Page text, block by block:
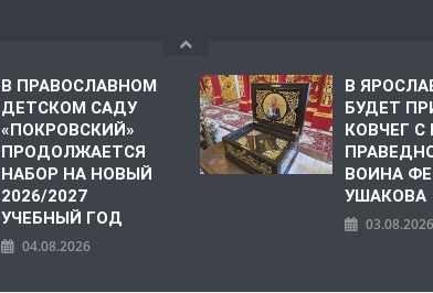
В ПРАВОСЛАВНОМ
ДЕТСКОМ САДУ
«ПОКРОВСКИЙ»
ПРОДОЛЖАЕТСЯ
НАБОР НА НОВЫЙ
2026/2027
УЧЕБНЫЙ ГОД
04.08.2026
В
БУДЕТ
КОВЧЕГ
ВОИНА
УШАКОВА